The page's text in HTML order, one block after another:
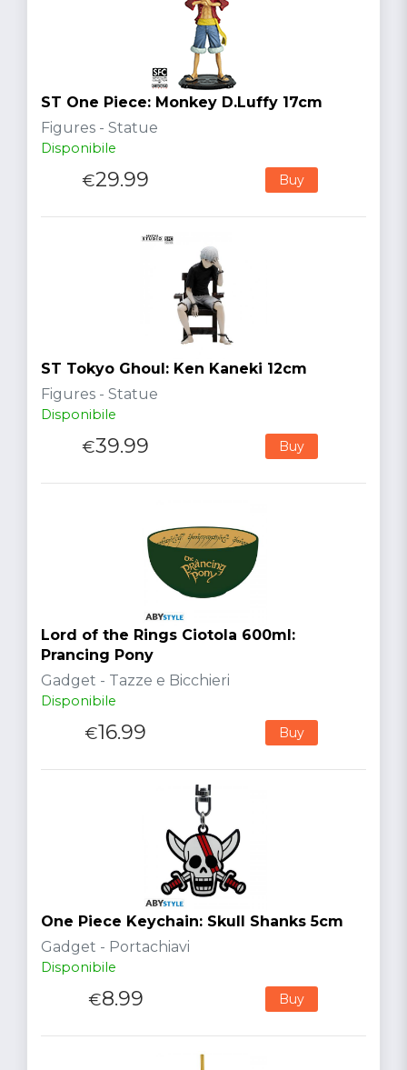
ST One Piece: Monkey D.Luffy 17cm
Figures - Statue
Disponibile
€29.99 Buy
ST Tokyo Ghoul: Ken Kaneki 12cm
Figures - Statue
Disponibile
€39.99 Buy
Lord of the Rings Ciotola 600ml:
Prancing Pony
Gadget - Tazze e Bicchieri
Disponibile
€16.99 Buy
One Piece Keychain: Skull Shanks 5cm
Gadget - Portachiavi
Disponibile
€8.99 Buy